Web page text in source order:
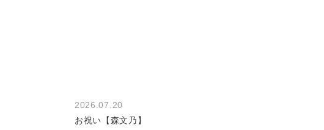
2026.07.20
お祝い【森文乃】